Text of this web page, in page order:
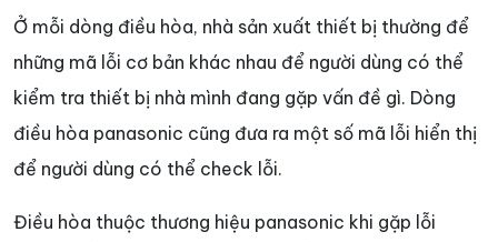
Ở mỗi dòng điều hòa, nhà sản xuất thiết bị thường để
những mã lỗi cơ bản khác nhau để người dùng có thể
kiểm tra thiết bị nhà mình đang gặp vấn đề gì. Dòng
điều hòa panasonic cũng đưa ra một số mã lỗi hiển thị
để người dùng có thể check lỗi.
Điều hòa thuộc thương hiệu panasonic khi gặp lỗi